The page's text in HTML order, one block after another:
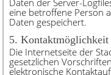
Daten der Server-
eine betroffene Person
Daten gespeichert.
5. Kontaktmöglichkeit
Die Internetseite der
gesetzlichen
elektronische